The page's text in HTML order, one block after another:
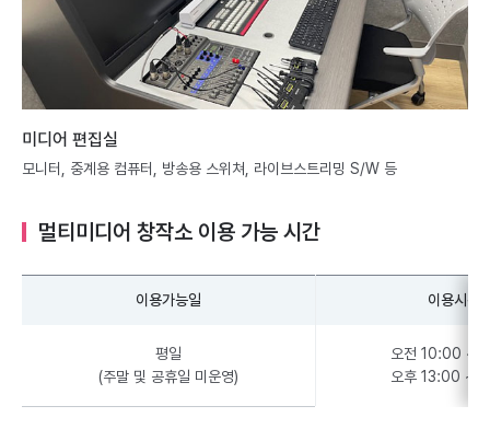
미디어 편집실
모니터, 중계용 컴퓨터, 방송용 스위쳐, 라이브스트리밍 S/W 등
멀티미디어 창작소 이용 가능 시간
이용가능일 이용시간
평일
(주말 및 공휴일 미운영)
오전 10:00 ~
오후 13:00 ~